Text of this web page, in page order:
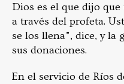
Dios es el que dijo
a través del profeta.
se los llena”, dice, y la
sus donaciones.
En el servicio de Ríos